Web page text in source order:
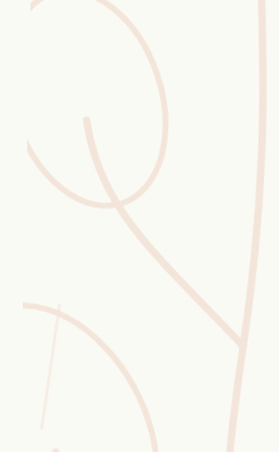
Blüten-Finder
Phänologie-Radar
Vogelstimmen
Gartenplaner
Düngeberater
Challenges
Wusstest du?
Sammlungen